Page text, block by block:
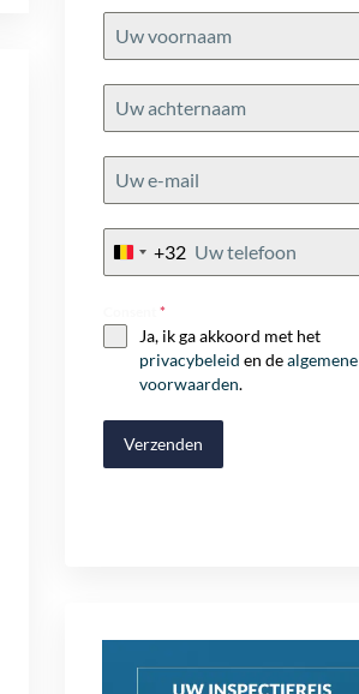
Belgium
+32
*
Ja, ik ga akkoord met het
privacybeleid en dealgemene
voorwaarden.
Verzenden